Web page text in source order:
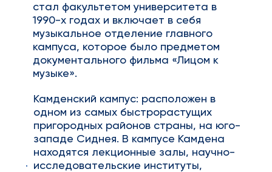
стал факультетом университета в
1990-х годах и включает в себя
музыкальное отделение главного
кампуса, которое было предметом
документального фильма «Лицом к
музыке».
Камденский кампус: расположен в
одном из самых быстрорастущих
пригородных районов страны, на юго-
западе Сиднея. В кампусе Камдена
находятся лекционные залы, научно-
исследовательские институты,